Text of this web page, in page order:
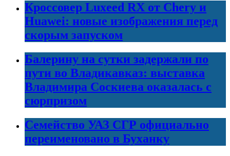
Кроссовер Luxeed RX от Chery и
Huawei: новые изображения перед
скорым запуском
Балерину на сутки задержали по
пути во Владикавказ: выставка
Владимира Соскиева оказалась с
сюрпризом
Семейство УАЗ СГР официально
переименовано в Буханку